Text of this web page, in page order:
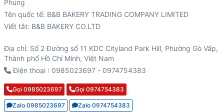
Viết tắt: B&B BAKERY CO.LTD
Địa chỉ: Số 2 Đường số 11 KDC Cityland Park Hill, Phường Gò Vấp,
Thành phố Hồ Chí Minh, Việt Nam
Điện thoại : 0985023697 - 0974754383
Gọi 0985023697 Gọi 0974754383
Zalo 0985023697 Zalo 0974754383